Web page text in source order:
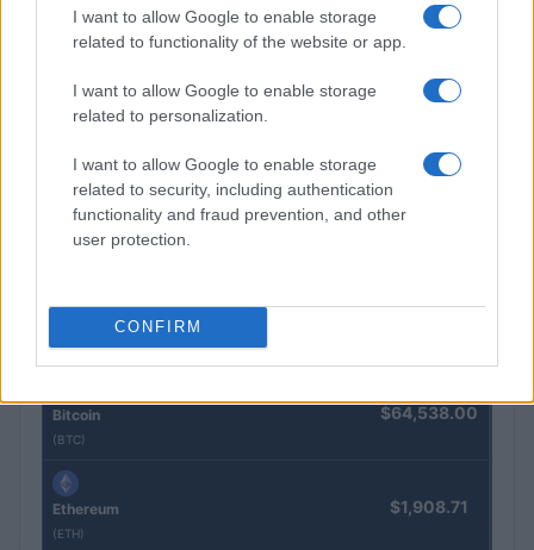
I want to allow Google to enable storage
related to functionality of the website or app.
I want to allow Google to enable storage
related to personalization.
I want to allow Google to enable storage
related to security, including authentication
functionality and fraud prevention, and other
user protection.
CONFIRM
Eureka Bridged PAX Gold (Terra $4,205.78
(JDB)
kpk ETH Prime
(KPK ETH PRIME)
$2,034.90
(SYBTC)
Bitcoin
(BTC)
$64,538.00
Ethereum
(ETH)
$1,908.71